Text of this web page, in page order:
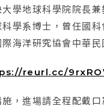
學地球科學院院長
學系博士，曾任國
海洋研究協會中華民
reurl.cc/
，進場請全程配戴